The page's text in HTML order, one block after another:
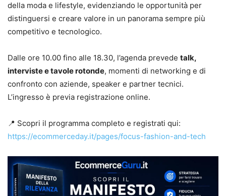
della moda e lifestyle, evidenziando le opportunità per
distinguersi e creare valore in un panorama sempre più
competitivo e tecnologico.
Dalle ore 10.00 fino alle 18.30, l’agenda prevede talk,
interviste e tavole rotonde, momenti di networking e di
confronto con aziende, speaker e partner tecnici.
L’ingresso è previa registrazione online.
📍 Scopri il programma completo e registrati qui:
https://ecommerceday.it/pages/focus-fashion-and-tech